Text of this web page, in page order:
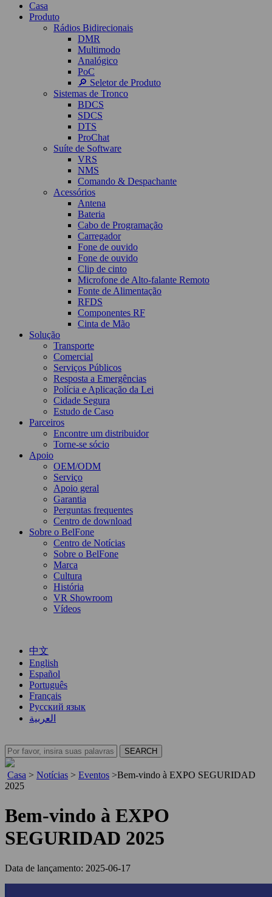
Casa
Produto
Rádios Bidirecionais
DMR
Multimodo
Analógico
PoC
🔎 Seletor de Produto
Sistemas de Tronco
BDCS
SDCS
DTS
ProChat
Suíte de Software
VRS
NMS
Comando & Despachante
Acessórios
Antena
Bateria
Cabo de Programação
Carregador
Fone de ouvido
Fone de ouvido
Clip de cinto
Microfone de Alto-falante Remoto
Fonte de Alimentação
RFDS
Componentes RF
Cinta de Mão
Solução
Transporte
Comercial
Serviços Públicos
Resposta a Emergências
Polícia e Aplicação da Lei
Cidade Segura
Estudo de Caso
Parceiros
Encontre um distribuidor
Torne-se sócio
Apoio
OEM/ODM
Serviço
Apoio geral
Garantia
Perguntas frequentes
Centro de download
Sobre o BelFone
Centro de Notícias
Sobre o BelFone
Marca
Cultura
História
VR Showroom
Vídeos
中文
English
Español
Português
Français
Русский язык
العربية
Casa > Notícias > Eventos >Bem-vindo à EXPO SEGURIDAD
2025
Bem-vindo à EXPO
SEGURIDAD 2025
Data de lançamento: 2025-06-17